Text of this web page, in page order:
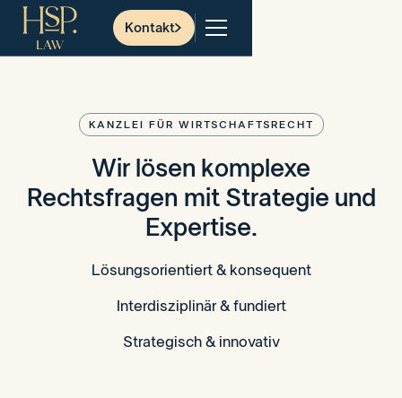
Kontakt
KANZLEI FÜR WIRTSCHAFTSRECHT
Wir lösen komplexe
Rechtsfragen mit Strategie und
Expertise.
Lösungsorientiert & konsequent
Interdisziplinär & fundiert
Strategisch & innovativ